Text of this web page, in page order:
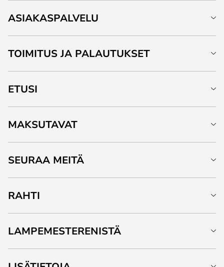
ASIAKASPALVELU
TOIMITUS JA PALAUTUKSET
ETUSI
MAKSUTAVAT
SEURAA MEITÄ
RAHTI
LAMPEMESTERENISTÄ